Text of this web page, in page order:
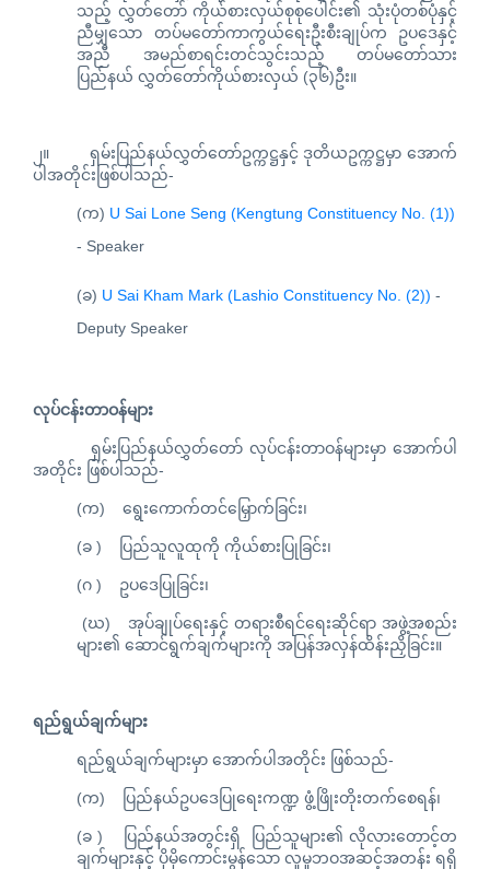
သည့် လွှတ်တော် ကိုယ်စားလှယ်စုစုပေါင်း၏ သုံးပုံတစ်ပုံနှင့်
ညီမျှသော တပ်မတော်ကာကွယ်ရေးဦးစီးချုပ်က ဥပဒေနှင့်
အညီ အမည်စာရင်းတင်သွင်းသည့် တပ်မတော်သား
ပြည်နယ် လွှတ်တော်ကိုယ်စားလှယ် (၃၆)ဦး။
၂။ ရှမ်းပြည်နယ်လွှတ်တော်ဥက္ကဋ္ဌနှင့် ဒုတိယဥက္ကဋ္ဌမှာ အောက်
ပါအတိုင်းဖြစ်ပါသည်-
(က) U Sai Lone Seng (Kengtung Constituency No. (1))
- Speaker
(ခ) U Sai Kham Mark (Lashio Constituency No. (2)) -
Deputy Speaker
လုပ်ငန်းတာဝန်များ
ရှမ်းပြည်နယ်လွှတ်တော် လုပ်ငန်းတာဝန်များမှာ အောက်ပါ
အတိုင်း ဖြစ်ပါသည်-
(က) ရွေးကောက်တင်မြှောက်ခြင်း၊
(ခ ) ပြည်သူလူထုကို ကိုယ်စားပြုခြင်း၊
(ဂ ) ဥပဒေပြုခြင်း၊
(ဃ) အုပ်ချုပ်ရေးနှင့် တရားစီရင်ရေးဆိုင်ရာ အဖွဲ့အစည်း
များ၏ ဆောင်ရွက်ချက်များကို အပြန်အလှန်ထိန်းညှိခြင်း။
ရည်ရွယ်ချက်များ
ရည်ရွယ်ချက်များမှာ အောက်ပါအတိုင်း ဖြစ်သည်-
(က) ပြည်နယ်ဥပဒေပြုရေးကဏ္ဍ ဖွံ့ဖြိုးတိုးတက်စေရန်၊
(ခ ) ပြည်နယ်အတွင်းရှိ ပြည်သူများ၏ လိုလားတောင့်တ
ချက်များနှင့် ပိုမိုကောင်းမွန်သော လူမှုဘဝအဆင့်အတန်း ရရှိ